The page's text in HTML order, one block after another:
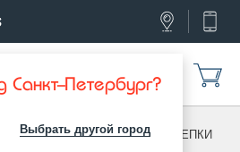
Санкт-Петербург?
Выбрать другой город
ФУРНИТУРА / ЗАКЛЕПКИ